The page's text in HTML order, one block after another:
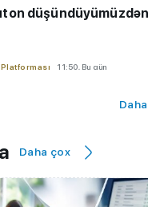
11:50, Bu gün
təhsilini davam
11:45, Bu gün
məktəblərinə kompüter
Daha çox